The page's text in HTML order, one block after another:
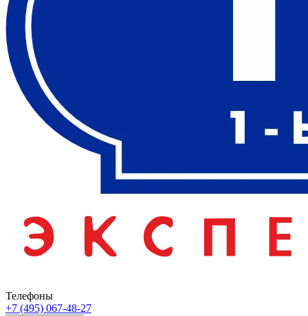
Телефоны
+7 (495) 067-48-27